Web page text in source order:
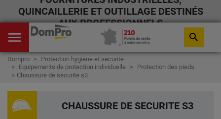
QUINCAILLERIE ET OUTILLAGE DESTINÉS
AUX PROFESSIONNELS
menu search
Dompro
Protection hygiene et securite
Equipements de protection individuelle
Protection des pieds
Chaussure de securite s3
CHAUSSURE DE SECURITE S3